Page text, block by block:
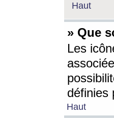
Haut
» Que
Les
définies
Haut